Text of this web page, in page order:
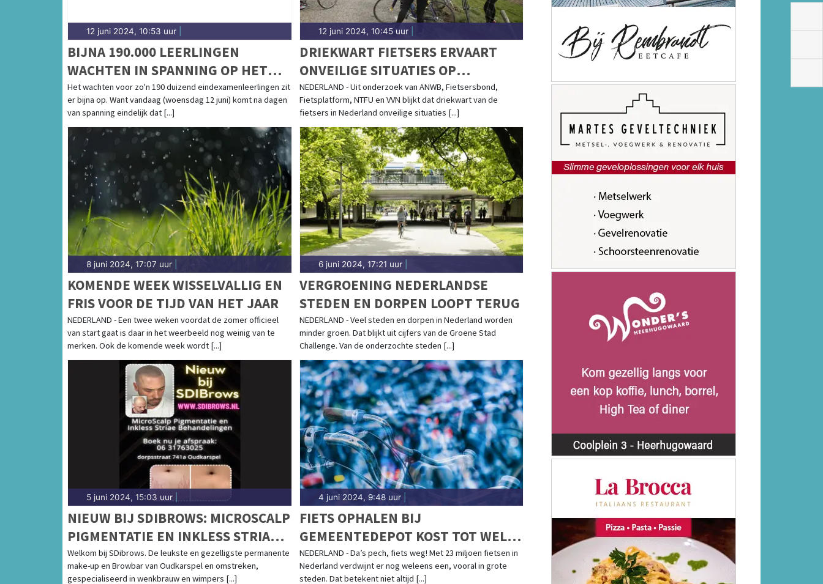
12 juni 2024, 10:53 uur
BIJNA 190.000 LEERLINGEN
WACHTEN IN SPANNING OP HET
VERLOSSENDE TELEFOONTJE: DIT
BLIJKT HET MOEILIJKSTE VAK
Het wachten voor zo'n 190 duizend eindexamenleerlingen zit
er bijna op. Want vandaag (woensdag 12 juni) komt na dagen
van spanning eindelijk dat [...]
12 juni 2024, 10:45 uur|
DRIEKWART FIETSERS ERVAART
ONVEILIGE SITUATIES OP
DIJKWEGEN
NEDERLAND - Uit onderzoek van ANWB, Fietsersbond,
Fietsplatform, NTFU en VVN blijkt dat driekwart van de
fietsers in Nederland onveilige situaties [...]
8 juni 2024, 17:07 uur
KOMENDE WEEK WISSELVALLIG EN
FRIS VOOR DE TIJD VAN HET JAAR
NEDERLAND - Een twee weken voordat de zomer officieel
van start gaat is daar in het weerbeeld nog weinig van te
merken. Ook de komende week wordt [...]
6 juni 2024, 17:21 uur|
VERGROENING NEDERLANDSE
STEDEN EN DORPEN LOOPT TERUG
NEDERLAND - Veel steden en dorpen in Nederland worden
minder groen. Dat blijkt uit cijfers van de Groene Stad
Challenge. Van de onderzochte steden [...]
5 juni 2024, 15:03 uur
NIEUW BIJ SDIBROWS: MICROSCALP
PIGMENTATIE EN INKLESS STRIAE
BEHANDELINGEN
Welkom bij SDibrows. De leukste en gezelligste permanente
make-up en Browbar van Oudkarspel en omstreken,
gespecialiseerd in wenkbrauw en wimpers [...]
4 juni 2024, 9:48 uur|
FIETS OPHALEN BIJ
GEMEENTEDEPOT KOST TOT WEL
50 EURO
NEDERLAND - Da’s pech, fiets weg! Met 23 miljoen fietsen in
Nederland verdwijnt er nog weleens een, vooral in grote
steden. Dat betekent niet altijd [...]